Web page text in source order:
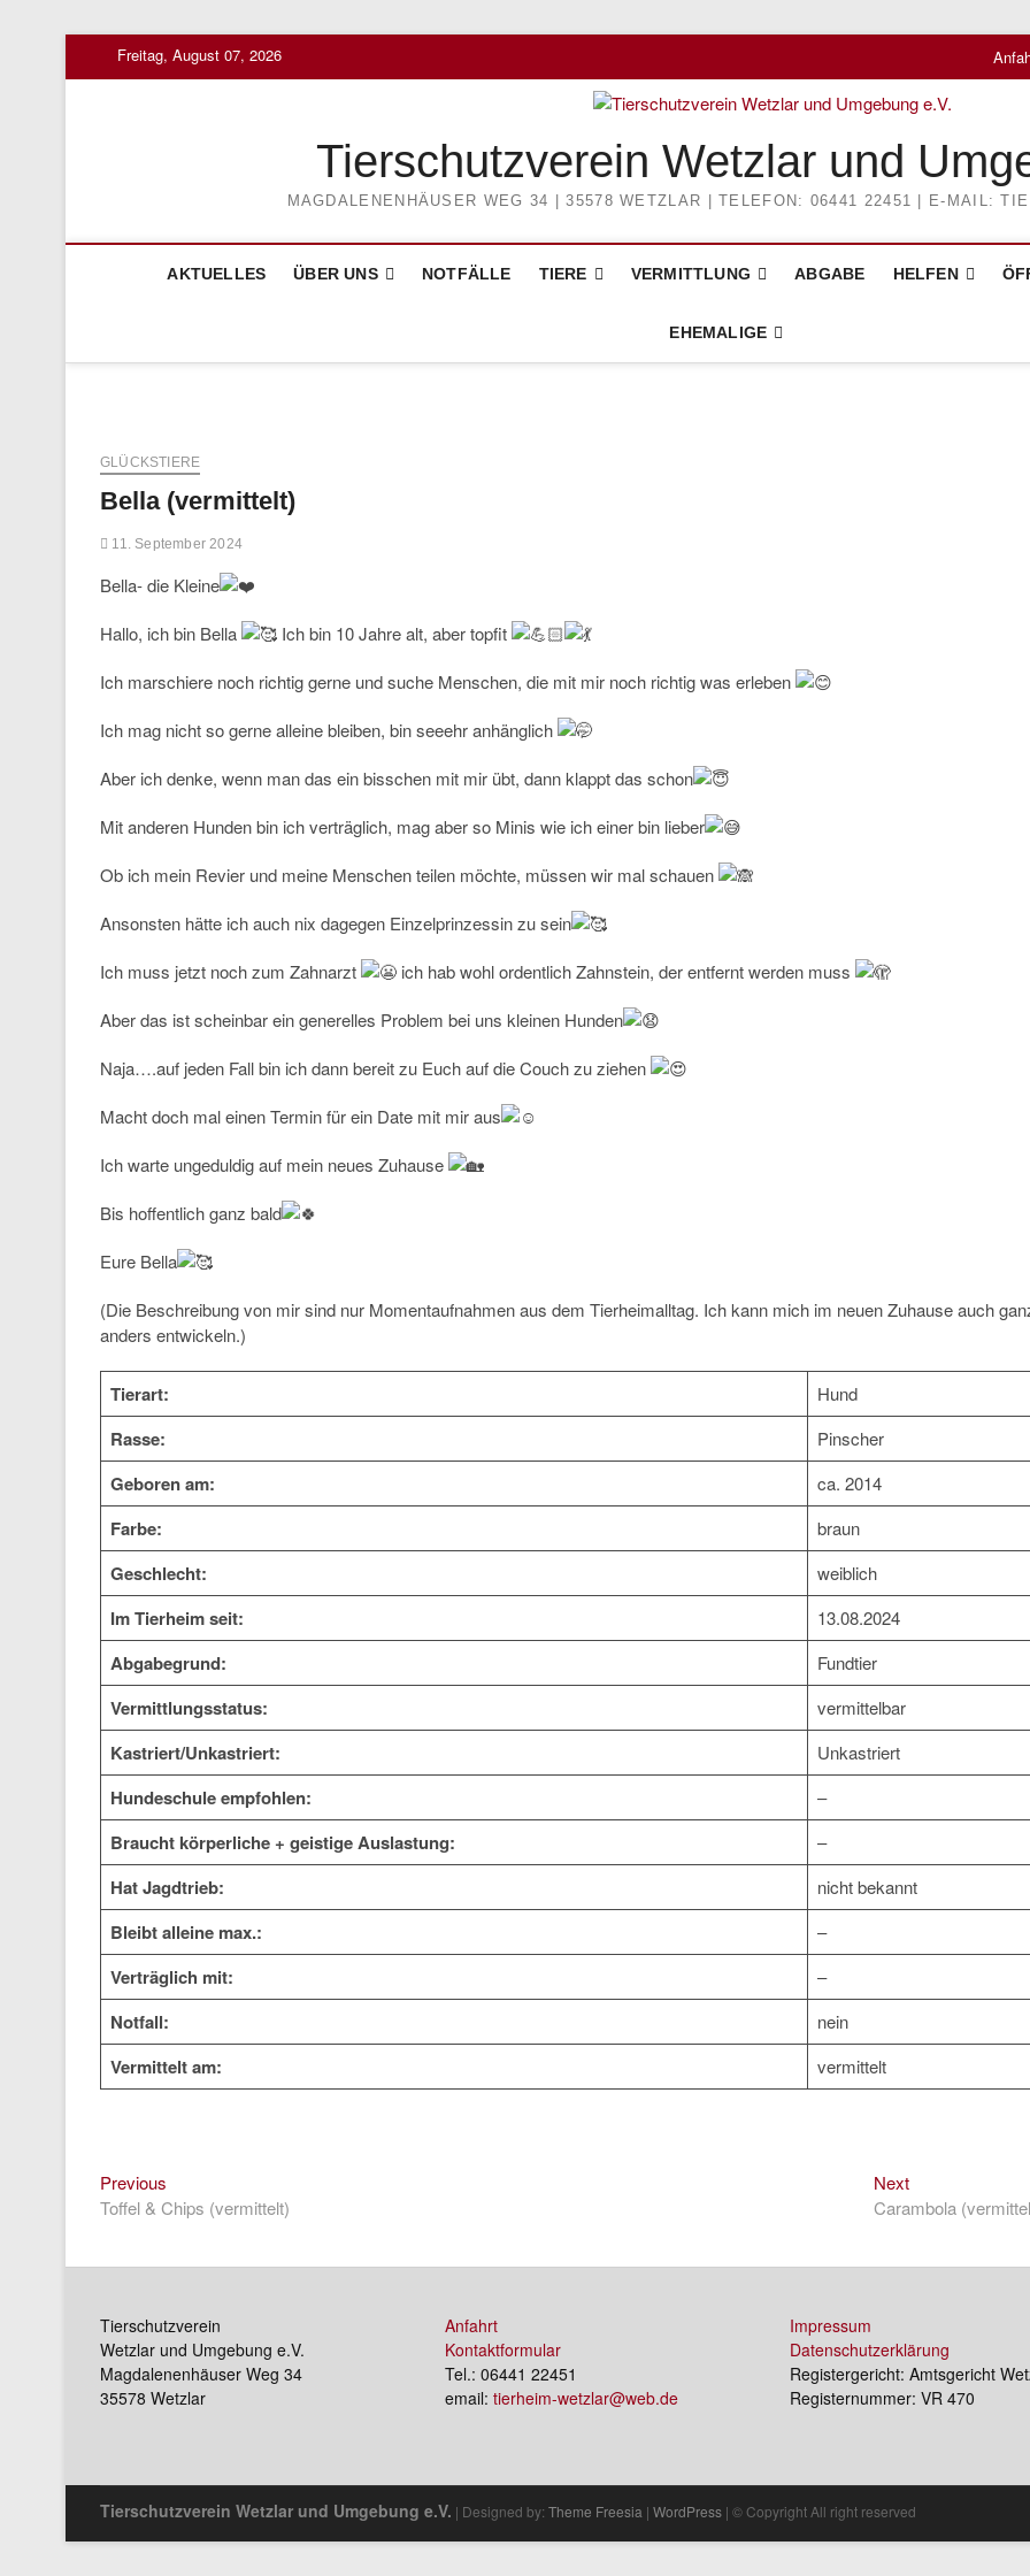
Freitag, August 07, 2026
Tierschutzverein Wetzlar und
MAGDALENENHÄUSER WEG 34 | 35578 WETZLAR | TELEFON: 06441 22451 | E-MAIL:
AKTUELLES ÜBER UNS NOTFÄLLE TIERE VERMITTLUNG ABGABE HELFEN
EHEMALIGE
GLÜCKSTIERE
Bella (vermittelt)
11. September 2024
Bella- die Kleine
Hallo, ich bin Bella
Ich bin 10 Jahre alt, aber topfit
Ich marschiere noch richtig gerne und suche Menschen, die mit mir noch richtig was erleben
Ich mag nicht so gerne alleine bleiben, bin seeehr anhänglich
Aber ich denke, wenn man das ein bisschen mit mir übt, dann klappt das schon
Mit anderen Hunden bin ich verträglich, mag aber so Minis wie ich einer bin lieber
Ob ich mein Revier und meine Menschen teilen möchte, müssen wir mal schauen
Ansonsten hätte ich auch nix dagegen Einzelprinzessin zu sein
Ich muss jetzt noch zum Zahnarzt
ich hab wohl ordentlich Zahnstein, der entfernt werden muss
Aber das ist scheinbar ein generelles Problem bei uns kleinen Hunden
Naja….auf jeden Fall bin ich dann bereit zu Euch auf die Couch zu ziehen
Macht doch mal einen Termin für ein Date mit mir aus
Ich warte ungeduldig auf mein neues Zuhause
Bis hoffentlich ganz bald
Eure Bella
(Die Beschreibung von mir sind nur Momentaufnahmen aus dem Tierheimalltag. Ich kann mich im neuen Zuhause auch
anders entwickeln.)
Tierart: Hund
Rasse: Pinscher
Geboren am: ca. 2014
Farbe: braun
Geschlecht: weiblich
Im Tierheim seit: 13.08.2024
Abgabegrund: Fundtier
Vermittlungsstatus: vermittelbar
Kastriert/Unkastriert: Unkastriert
Hundeschule empfohlen: –
Braucht körperliche + geistige Auslastung: –
Hat Jagdtrieb: nicht bekannt
Bleibt alleine max.: –
Verträglich mit: –
Notfall: nein
Vermittelt am: vermittelt
Beitragsnavigation
Previous
post:
Toffel & Chips (vermittelt)
NextNext
post:
Carambola
Tierschutzverein
Wetzlar und Umgebung e.V.
Magdalenenhäuser Weg 34
35578 Wetzlar
Anfahrt
Kontaktformular
Tel.: 06441 22451
email: tierheim-wetzlar@web.de
Impressum
Datenschutzerklärung
Registergericht: Amtsgericht
Registernummer: VR 470
Tierschutzverein Wetzlar und Umgebung e.V. | Designed by: Theme Freesia | WordPress | © Copyright All right reserved